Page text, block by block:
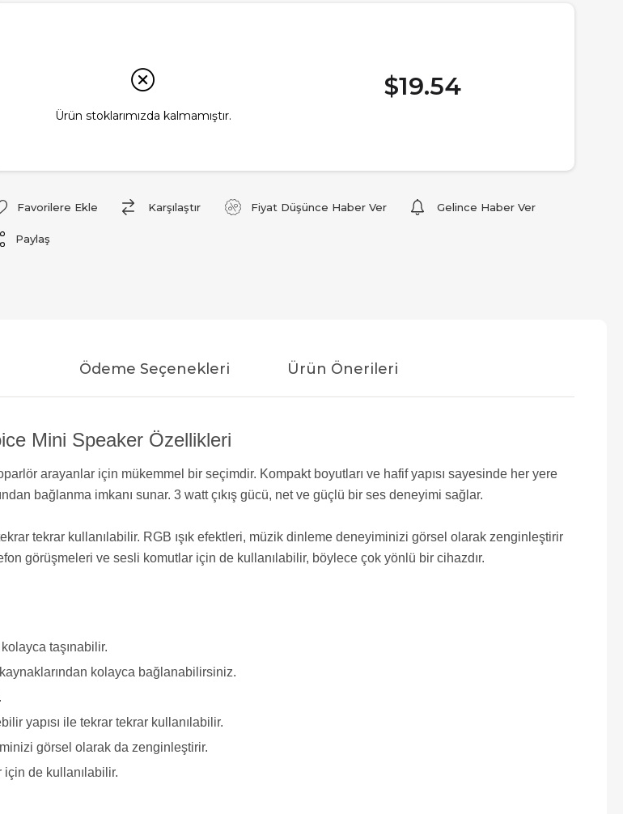
Ürün stoklarımızda kalmamıştır.
$19.54
Favorilere Ekle Karşılaştır Fiyat Düşünce Haber Ver Gelince Haber Ver
Paylaş
Ödeme Seçenekleri Ürün Önerileri
Mini Speaker Özellikleri
arayanlar için mükemmel bir seçimdir. Kompakt boyutları ve hafif yapısı sayesinde her yere
bağlanma imkanı sunar. 3 watt çıkış gücü, net ve güçlü bir ses deneyimi sağlar.
tekrar kullanılabilir. RGB ışık efektleri, müzik dinleme deneyiminizi görsel olarak zenginleştirir
görüşmeleri ve sesli komutlar için de kullanılabilir, böylece çok yönlü bir cihazdır.
taşınabilir.
kolayca bağlanabilirsiniz.
yapısı ile tekrar tekrar kullanılabilir.
görsel olarak da zenginleştirir.
de kullanılabilir.